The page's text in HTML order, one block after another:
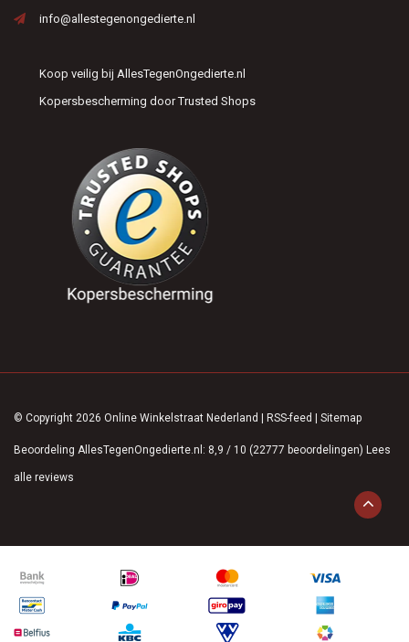
info@allestegenongedierte.nl
Koop veilig bij AllesTegenOngedierte.nl
Kopersbescherming door Trusted Shops
© Copyright 2026 Online Winkelstraat Nederland | RSS-feed | Sitemap
Beoordeling AllesTegenOngedierte.nl : 8,9 / 10 (22777 beoordelingen) Lees
alle reviews